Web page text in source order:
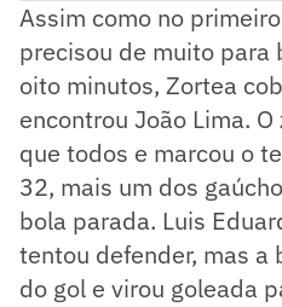
Assim como no
precisou de muito para
oito minutos, Zortea
encontrou João Lima.
que todos e marcou o
32, mais um dos
bola parada. Luis
tentou defender, mas a
do gol e virou goleada